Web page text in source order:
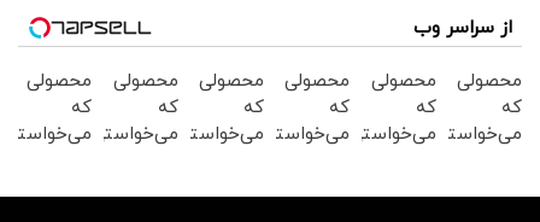
از سراسر وب
محصولی
که
می‌خواستی
محصولی
که
می‌خواستی
محصولی
که
می‌خواستی
محصولی
که
می‌خواستی
محصولی
که
می‌خواستی
محصولی
که
می‌خواستی